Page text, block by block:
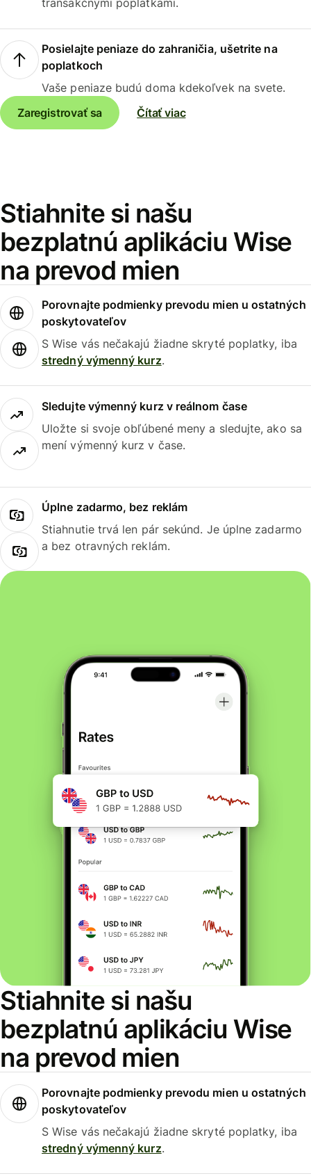
transakčnými poplatkami.
Posielajte peniaze do zahraničia, ušetrite na
poplatkoch
Vaše peniaze budú doma kdekoľvek na svete.
Zaregistrovať sa
Čítať viac
Stiahnite si našu
bezplatnú aplikáciu Wise
na prevod mien
Porovnajte podmienky prevodu mien u ostatných
poskytovateľov
S Wise vás nečakajú žiadne skryté poplatky, iba
stredný výmenný kurz.
Sledujte výmenný kurz v reálnom čase
Uložte si svoje obľúbené meny a sledujte, ako sa
mení výmenný kurz v čase.
Úplne zadarmo, bez reklám
Stiahnutie trvá len pár sekúnd. Je úplne zadarmo
a bez otravných reklám.
Stiahnite si našu
bezplatnú aplikáciu Wise
na prevod mien
Porovnajte podmienky prevodu mien u ostatných
poskytovateľov
S Wise vás nečakajú žiadne skryté poplatky, iba
stredný výmenný kurz.